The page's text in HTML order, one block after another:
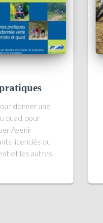
donner une
quad, pour
Avenir
licenciés ou
et les autres